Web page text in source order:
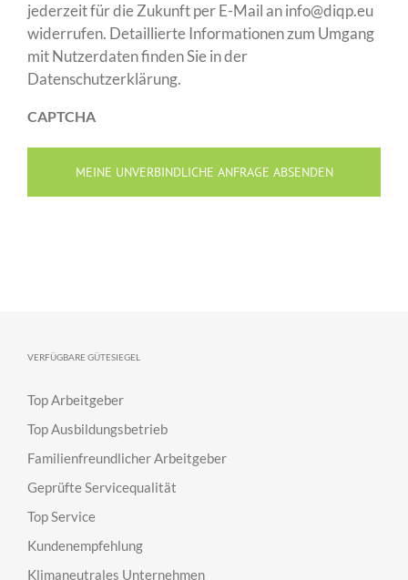
jederzeit für die Zukunft per E-Mail an info@diqp.eu
widerrufen. Detaillierte Informationen zum Umgang
mit Nutzerdaten finden Sie in der
Datenschutzerklärung.
CAPTCHA
VERFÜGBARE GÜTESIEGEL
Top Arbeitgeber
Top Ausbildungsbetrieb
Familienfreundlicher Arbeitgeber
Geprüfte Servicequalität
Top Service
Kundenempfehlung
Klimaneutrales Unternehmen